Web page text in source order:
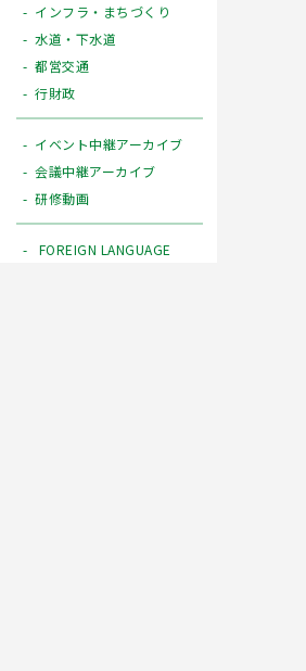
インフラ・まちづくり
水道・下水道
都営交通
行財政
イベント中継アーカイブ
会議中継アーカイブ
研修動画
FOREIGN LANGUAGE